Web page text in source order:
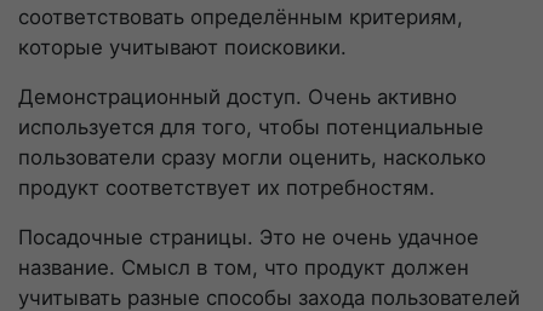
соответствовать определённым критериям,
которые учитывают поисковики.
Демонстрационный доступ. Очень активно
используется для того, чтобы потенциальные
пользователи сразу могли оценить, насколько
продукт соответствует их потребностям.
Посадочные страницы. Это не очень удачное
название. Смысл в том, что продукт должен
учитывать разные способы захода пользователей